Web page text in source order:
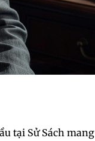
tại Sử Sách